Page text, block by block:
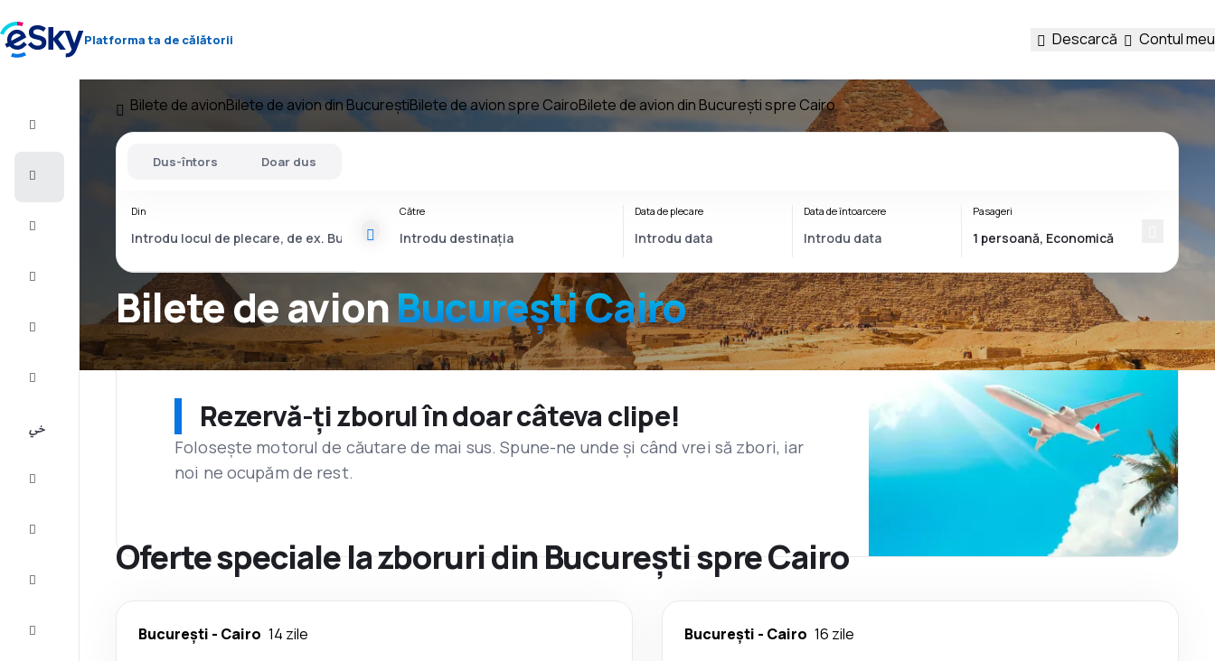
Platforma ta de călătorii Descarcă Contul meu
Bilete de avionBilete de avion din BucureștiBilete de avion spre CairoBilete de avion din București spre Cairo
Bilete de avionBucurești Cairo
Dus-întors Doar dus
Din Către Data de plecare Data de întoarcere Pasageri
Rezervă-ți zborul în doar câteva clipe!
Folosește motorul de căutare de mai sus. Spune-ne unde și când vrei să zbori, iar
noi ne ocupăm de rest.
Oferte speciale la zboruri din București spre Cairo
București - Cairo 14 zile București - Cairo 16 zile